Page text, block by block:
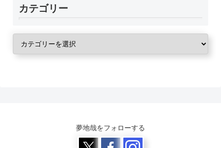
カテゴリー
夢地哉をフォローする